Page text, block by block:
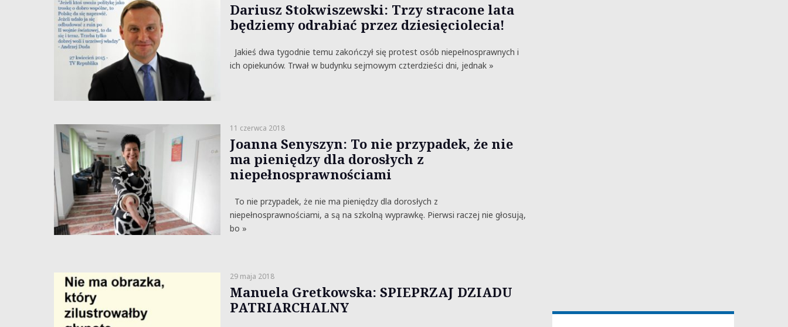
Dariusz Stokwiszewski: Trzy stracone lata
będziemy odrabiać przez dziesięciolecia!
Jakieś dwa tygodnie temu zakończył się protest osób niepełnosprawnych i
ich opiekunów. Trwał w budynku sejmowym czterdzieści dni, jednak »
11 czerwca 2018
Joanna Senyszyn: To nie przypadek, że nie
ma pieniędzy dla dorosłych z
niepełnosprawnościami
To nie przypadek, że nie ma pieniędzy dla dorosłych z
niepełnosprawnościami, a są na szkolną wyprawkę. Pierwsi raczej nie głosują,
bo »
29 maja 2018
Manuela Gretkowska: SPIEPRZAJ DZIADU
PATRIARCHALNY